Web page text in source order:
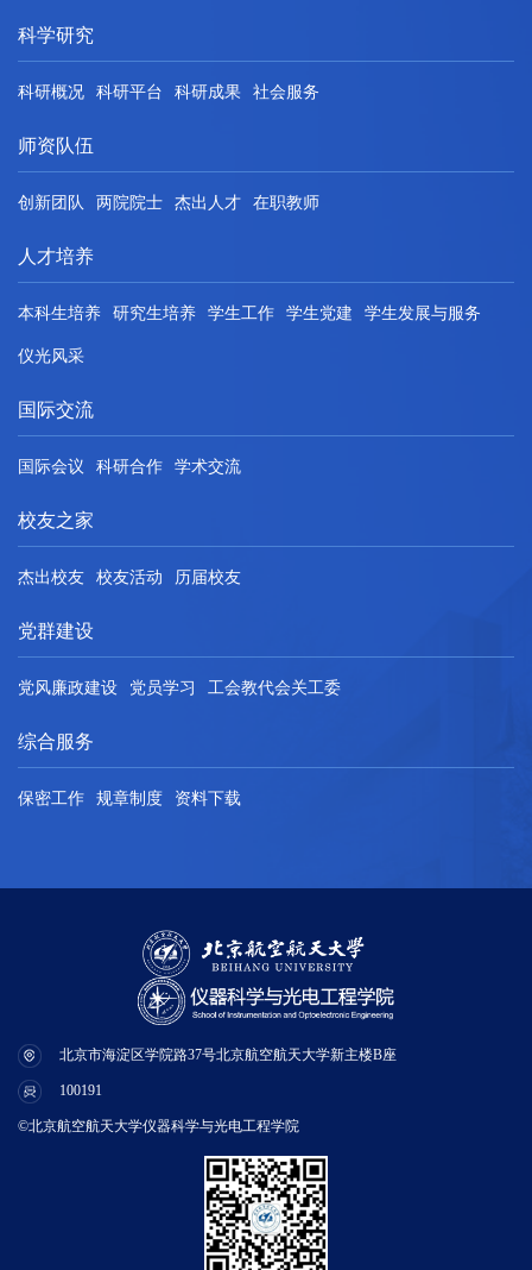
科学研究
科研概况 科研平台 科研成果 社会服务
师资队伍
创新团队 两院院士 杰出人才 在职教师
人才培养
本科生培养 研究生培养 学生工作 学生党建 学生发展与服务
仪光风采
国际交流
国际会议 科研合作 学术交流
校友之家
杰出校友 校友活动 历届校友
党群建设
党风廉政建设 党员学习 工会教代会关工委
综合服务
保密工作 规章制度 资料下载
北京市海淀区学院路37号北京航空航天大学新主楼B座
100191
©北京航空航天大学仪器科学与光电工程学院